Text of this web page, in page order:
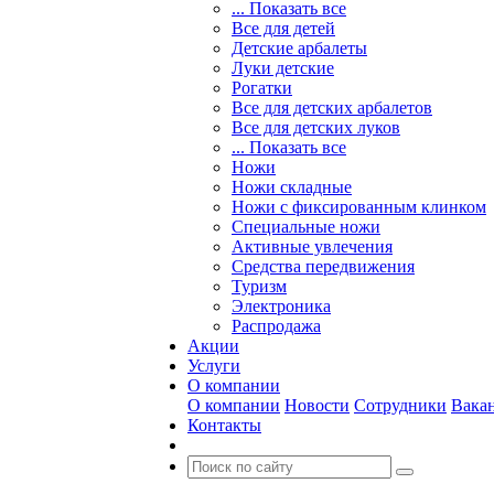
... Показать все
Все для детей
Детские арбалеты
Луки детские
Рогатки
Все для детских арбалетов
Все для детских луков
... Показать все
Ножи
Ножи складные
Ножи с фиксированным клинком
Специальные ножи
Активные увлечения
Средства передвижения
Туризм
Электроника
Распродажа
Акции
Услуги
О компании
О компании Новости Сотрудники
Контакты